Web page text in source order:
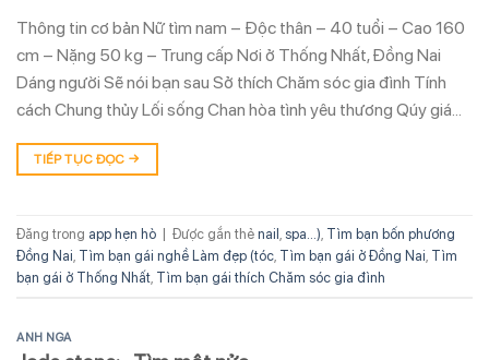
Thông tin cơ bản Nữ tìm nam – Độc thân – 40 tuổi – Cao 160
cm – Nặng 50 kg – Trung cấp Nơi ở Thống Nhất, Đồng Nai
Dáng người Sẽ nói bạn sau Sở thích Chăm sóc gia đình Tính
cách Chung thủy Lối sống Chan hòa tình yêu thương Qúy giá…
TIẾP TỤC ĐỌC →
Đăng trong app hẹn hò | Được gắn thẻ nail spa...) Tìm bạn bốn phương
Đồng Nai Tìm bạn gái nghề Làm đẹp (tóc Tìm bạn gái ở Đồng Nai Tìm
bạn gái ở Thống Nhất Tìm bạn gái thích Chăm sóc gia đình
ANH NGA